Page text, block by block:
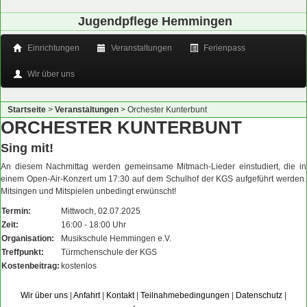
Jugendpflege Hemmingen
Einrichtungen Veranstaltungen Ferienpass
Wir über uns
Startseite > Veranstaltungen > Orchester Kunterbunt
ORCHESTER KUNTERBUNT
Sing mit!
An diesem Nachmittag werden gemeinsame Mitmach-Lieder einstudiert, die in
einem Open-Air-Konzert um 17:30 auf dem Schulhof der KGS aufgeführt werden.
Mitsingen und Mitspielen unbedingt erwünscht!
Termin:
Mittwoch, 02.07.2025
Zeit:
16:00 - 18:00 Uhr
Organisation:
Musikschule Hemmingen e.V.
Treffpunkt:
Türmchenschule der KGS
Kostenbeitrag: kostenlos
Wir über uns Anfahrt| Kontakt| Teilnahmebedingungen Datenschutz